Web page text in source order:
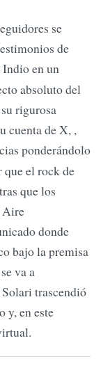
se
de
en un
absoluto del
rigurosa
cuenta de X, ,
ponderándolo
el rock de
que los
Aire
donde
bajo la premisa
va a
trascendió
y, en este